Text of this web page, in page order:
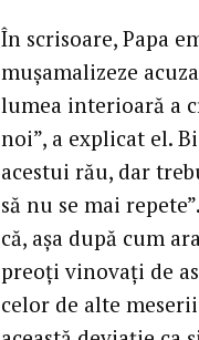
În scrisoare, Papa
muşamalizeze
lumea interioară a
noi”, a explicat el.
acestui rău, dar
să nu se mai
că, aşa după cum
preoţi vinovaţi de
celor de alte